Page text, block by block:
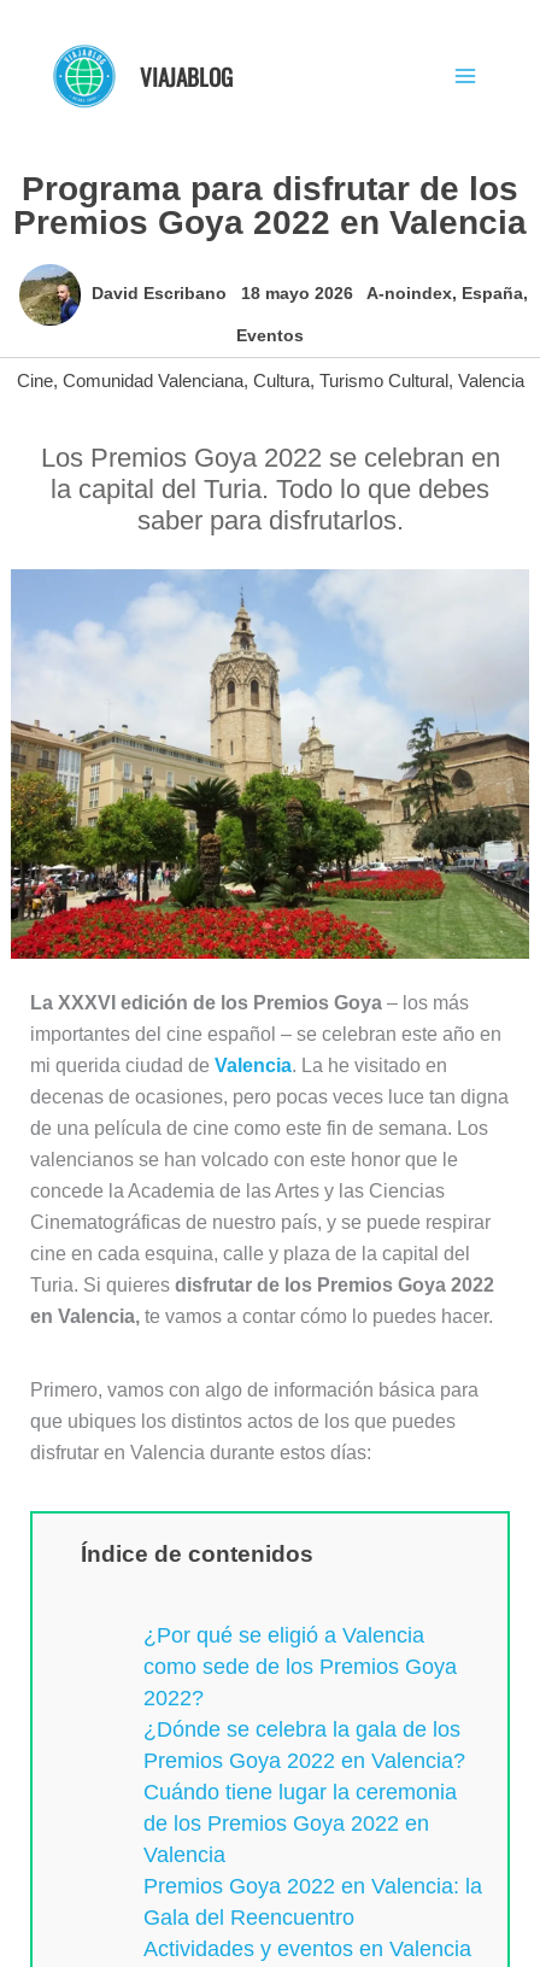
contenido
VIAJABLOG
Programa para disfrutar de los
Premios Goya 2022 en Valencia
David Escribano 18 mayo 2026 A-noindex, España,
Eventos
Cine, Comunidad Valenciana, Cultura, Turismo Cultural, Valencia
Los Premios Goya 2022 se celebran en
la capital del Turia. Todo lo que debes
saber para disfrutarlos.
La XXXVI edición de los Premios Goya– los más
importantes del cine español – se celebran este año en
mi querida ciudad de Valencia. La he visitado en
decenas de ocasiones, pero pocas veces luce tan digna
de una película de cine como este fin de semana. Los
valencianos se han volcado con este honor que le
concede la Academia de las Artes y las Ciencias
Cinematográficas de nuestro país, y se puede respirar
cine en cada esquina, calle y plaza de la capital del
Turia. Si quieresdisfrutar de los Premios Goya 2022
en Valencia,te vamos a contar cómo lo puedes hacer.
Primero, vamos con algo de información básica para
que ubiques los distintos actos de los que puedes
disfrutar en Valencia durante estos días:
Índice de contenidos
¿Por qué se eligió a Valencia
como sede de los Premios Goya
2022?
¿Dónde se celebra la gala de los
Premios Goya 2022 en Valencia?
Cuándo tiene lugar la ceremonia
de los Premios Goya 2022 en
Valencia
Premios Goya 2022 en Valencia: la
Gala del Reencuentro
Actividades y eventos en Valencia